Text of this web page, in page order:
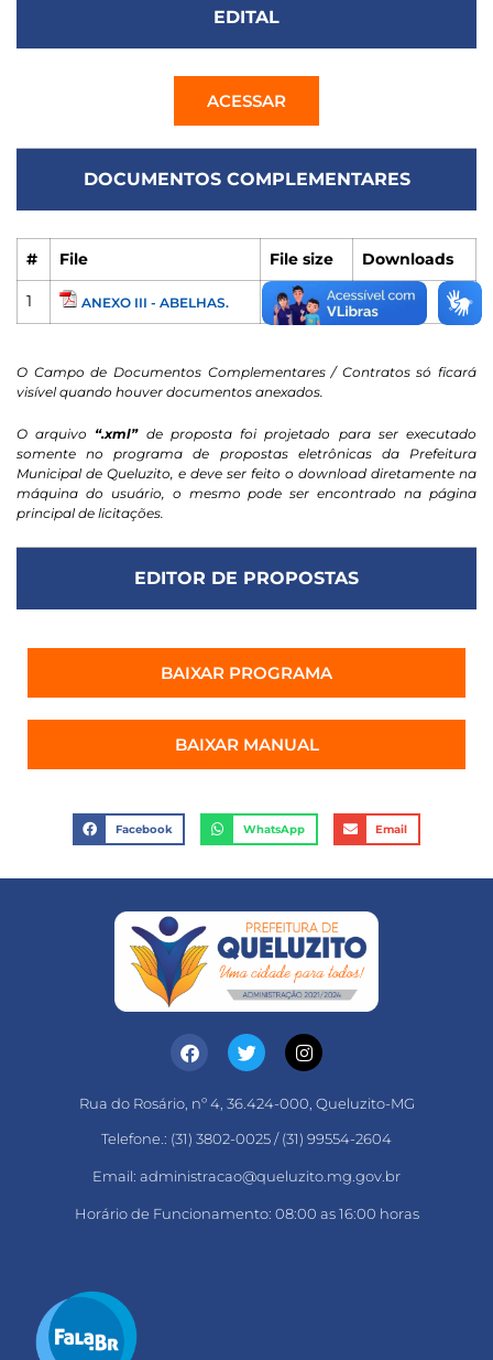
EDITAL
ACESSAR
DOCUMENTOS COMPLEMENTARES
# File File size Downloads
1 ANEXO III - ABELHAS. 282 KB 227
O Campo de Documentos Complementares / Contratos só ficará
visível quando houver documentos anexados.
O arquivo “.xml”de proposta foi projetado para ser executado
somente no programa de propostas eletrônicas da Prefeitura
Municipal de Queluzito, e deve ser feito o download diretamente na
máquina do usuário, o mesmo pode ser encontrado na página
principal de licitações.
EDITOR DE PROPOSTAS
BAIXAR PROGRAMA
BAIXAR MANUAL
Facebook WhatsApp Email
Rua do Rosário, nº 4, 36.424-000, Queluzito-MG
Telefone.: (31) 3802-0025 / (31) 99554-2604
Email: administracao@queluzito.mg.gov.br
Horário de Funcionamento: 08:00 as 16:00 horas